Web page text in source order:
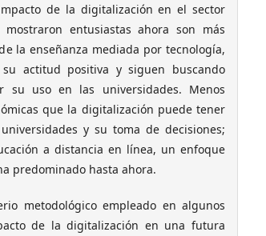
de la digitalización en el sector
entusiastas ahora son más
la enseñanza mediada por tecnología,
actitud positiva y siguen buscando
su uso en las universidades. Menos
que la digitalización puede tener
y su toma de decisiones;
a distancia en línea, un enfoque
predominado hasta ahora.
metodológico empleado en algunos
de la digitalización en una futura